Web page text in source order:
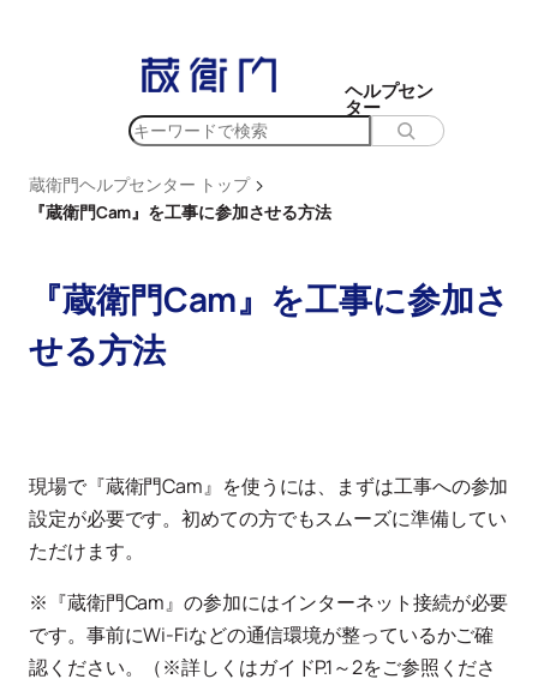
ッ
プ
ヘルプセン
ター
検
蔵衛門ヘルプセンター トップ >
『蔵衛門Cam』を工事に参加させる方法
『蔵衛門Cam』を工事に参加さ
せる方法
現場で『蔵衛門Cam』を使うには、まずは工事への参加
設定が必要です。初めての方でもスムーズに準備してい
ただけます。
※『蔵衛門Cam』の参加にはインターネット接続が必要
です。事前にWi-Fiなどの通信環境が整っているかご確
認ください。（※詳しくはガイドP.1～2をご参照くださ